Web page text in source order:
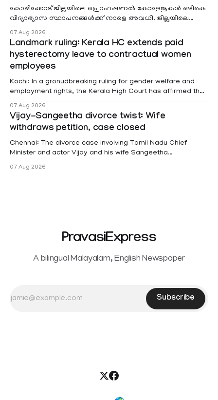
കോഴിക്കോട് ജില്ലയിലെ പ്രൊഫഷണൽ കോളേജുകൾ ഒഴികെ
വിദ്യാഭ്യാസ സ്ഥാപനങ്ങൾക്ക് നാളെ അവധി. ജില്ലയിലെ
07 Aug 2026
Landmark ruling: Kerala HC extends paid
hysterectomy leave to contractual women
employees
Kochi: In a gronudbreaking ruling for gender welfare and
employment rights, the Kerala High Court has affirmed that
projects are eligible for paid medical leave following
hysterectomy surgery under the Kerala Service Rules
(KSR). The court noted that since essential benefits like
maternity
07 Aug 2026
Vijay-Sangeetha divorce twist: Wife
withdraws petition, case closed
Chennai: The divorce case involving Tamil Nadu Chief
Minister and actor Vijay and his wife Sangeetha
Sowrnalingam has taken a new turn after Sangeetha
07 Aug 2026
PravasiExpress
A bilingual Malayalam, English Newspaper
Subscribe